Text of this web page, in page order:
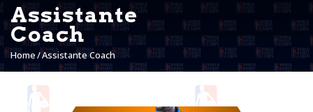
Assistante
Coach
Home Assistante Coach
Actualités
MY COACH
Galerie